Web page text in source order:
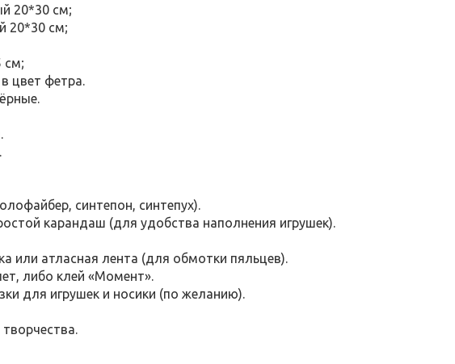
20*30 см;
20*30 см;
см;
цвет фетра.
синтепон, синтепух).
карандаш (для удобства наполнения игрушек).
или атласная лента (для обмотки пяльцев).
либо клей «Момент».
для игрушек и носики (по желанию).